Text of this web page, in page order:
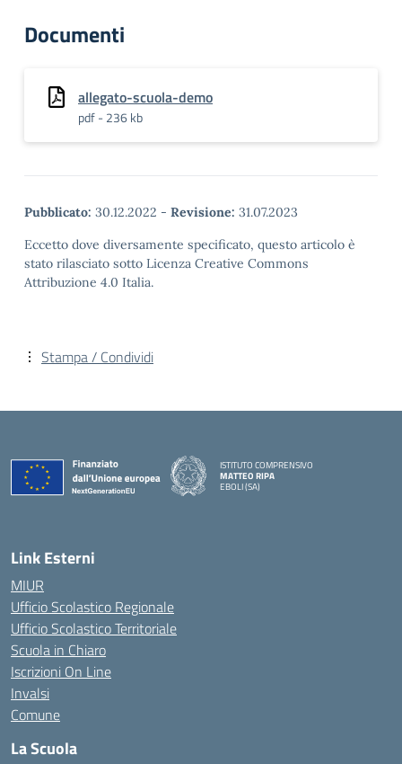
Documenti
allegato-scuola-demo
pdf - 236 kb
Pubblicato: 30.12.2022 - Revisione: 31.07.2023
Eccetto dove diversamente specificato, questo articolo è
stato rilasciato sotto Licenza Creative Commons
Attribuzione 4.0 Italia.
Stampa / Condividi
ISTITUTO COMPRENSIVO
MATTEO RIPA
EBOLI (SA)
Link Esterni
MIUR
Ufficio Scolastico Regionale
Ufficio Scolastico Territoriale
Scuola in Chiaro
Iscrizioni On Line
Invalsi
Comune
La Scuola